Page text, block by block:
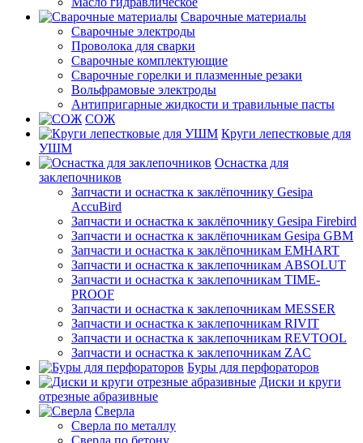
Сварочные материалы
Сварочные электроды
Проволока для сварки
Сварочные комплектующие
Сварочные горелки и плазменные резаки
Вольфрамовые электроды
Антипригарные жидкости и травильные пасты
СОЖ
Круги лепестковые для
УШМ
Оснастка для
заклепочников
Запчасти и оснастка к заклёпочнику Gesipa
AccuBird
Запчасти и оснастка к заклёпочнику Gesipa Firebird
Запчасти и оснастка к заклёпочникам Gesipa GBM
Запчасти и оснастка к заклёпочникам EMHART
Запчасти и оснастка к заклепочникам ABSOLUT
Запчасти и оснастка к заклепочникам TIME-
PROOF
Запчасти и оснастка к заклепочникам MESSER
Запчасти и оснастка к заклепочникам RIVIT
Запчасти и оснастка к заклепочникам REVTOOL
Запчасти и оснастка к заклепочникам ZAC
Буры для перфораторов
Диски и круги
отрезные абразивные
Сверла
Сверла по металлу
Сверла по бетону